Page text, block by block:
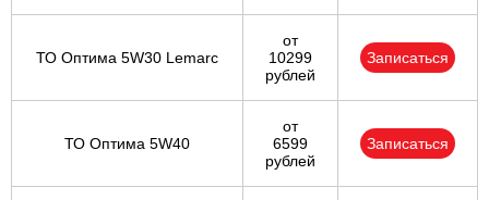
ТО Оптима 5W30 Lemarc
от
10299
рублей
Записаться
ТО Оптима 5W40
от
6599
рублей
Записаться